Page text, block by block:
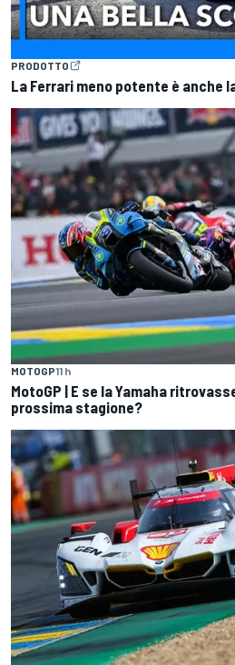
PRODOTTO
La Ferrari meno potente è anche
MOTOGP11 h
MotoGP | E se la Yamaha
prossima stagione?